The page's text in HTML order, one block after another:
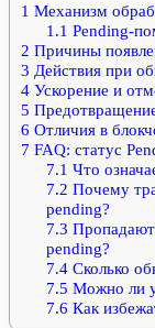
1 Механизм
1.1 Pending-
2 Причины
3 Действия при
4 Ускорение и
5
6 Отличия в
7 FAQ: статус
7.1 Что
7.2 Почему
pending?
7.3 Пропадают
pending?
7.4Сколько
7.5 Можно ли
7.6 Как